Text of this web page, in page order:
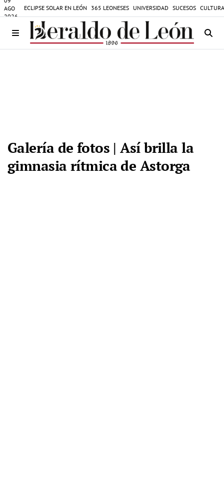
AGO
2026
ECLIPSE SOLAR EN LEÓN 365 LEONESES UNIVERSIDAD SUCESOS
Galería de fotos | Así brilla la
gimnasia rítmica de Astorga